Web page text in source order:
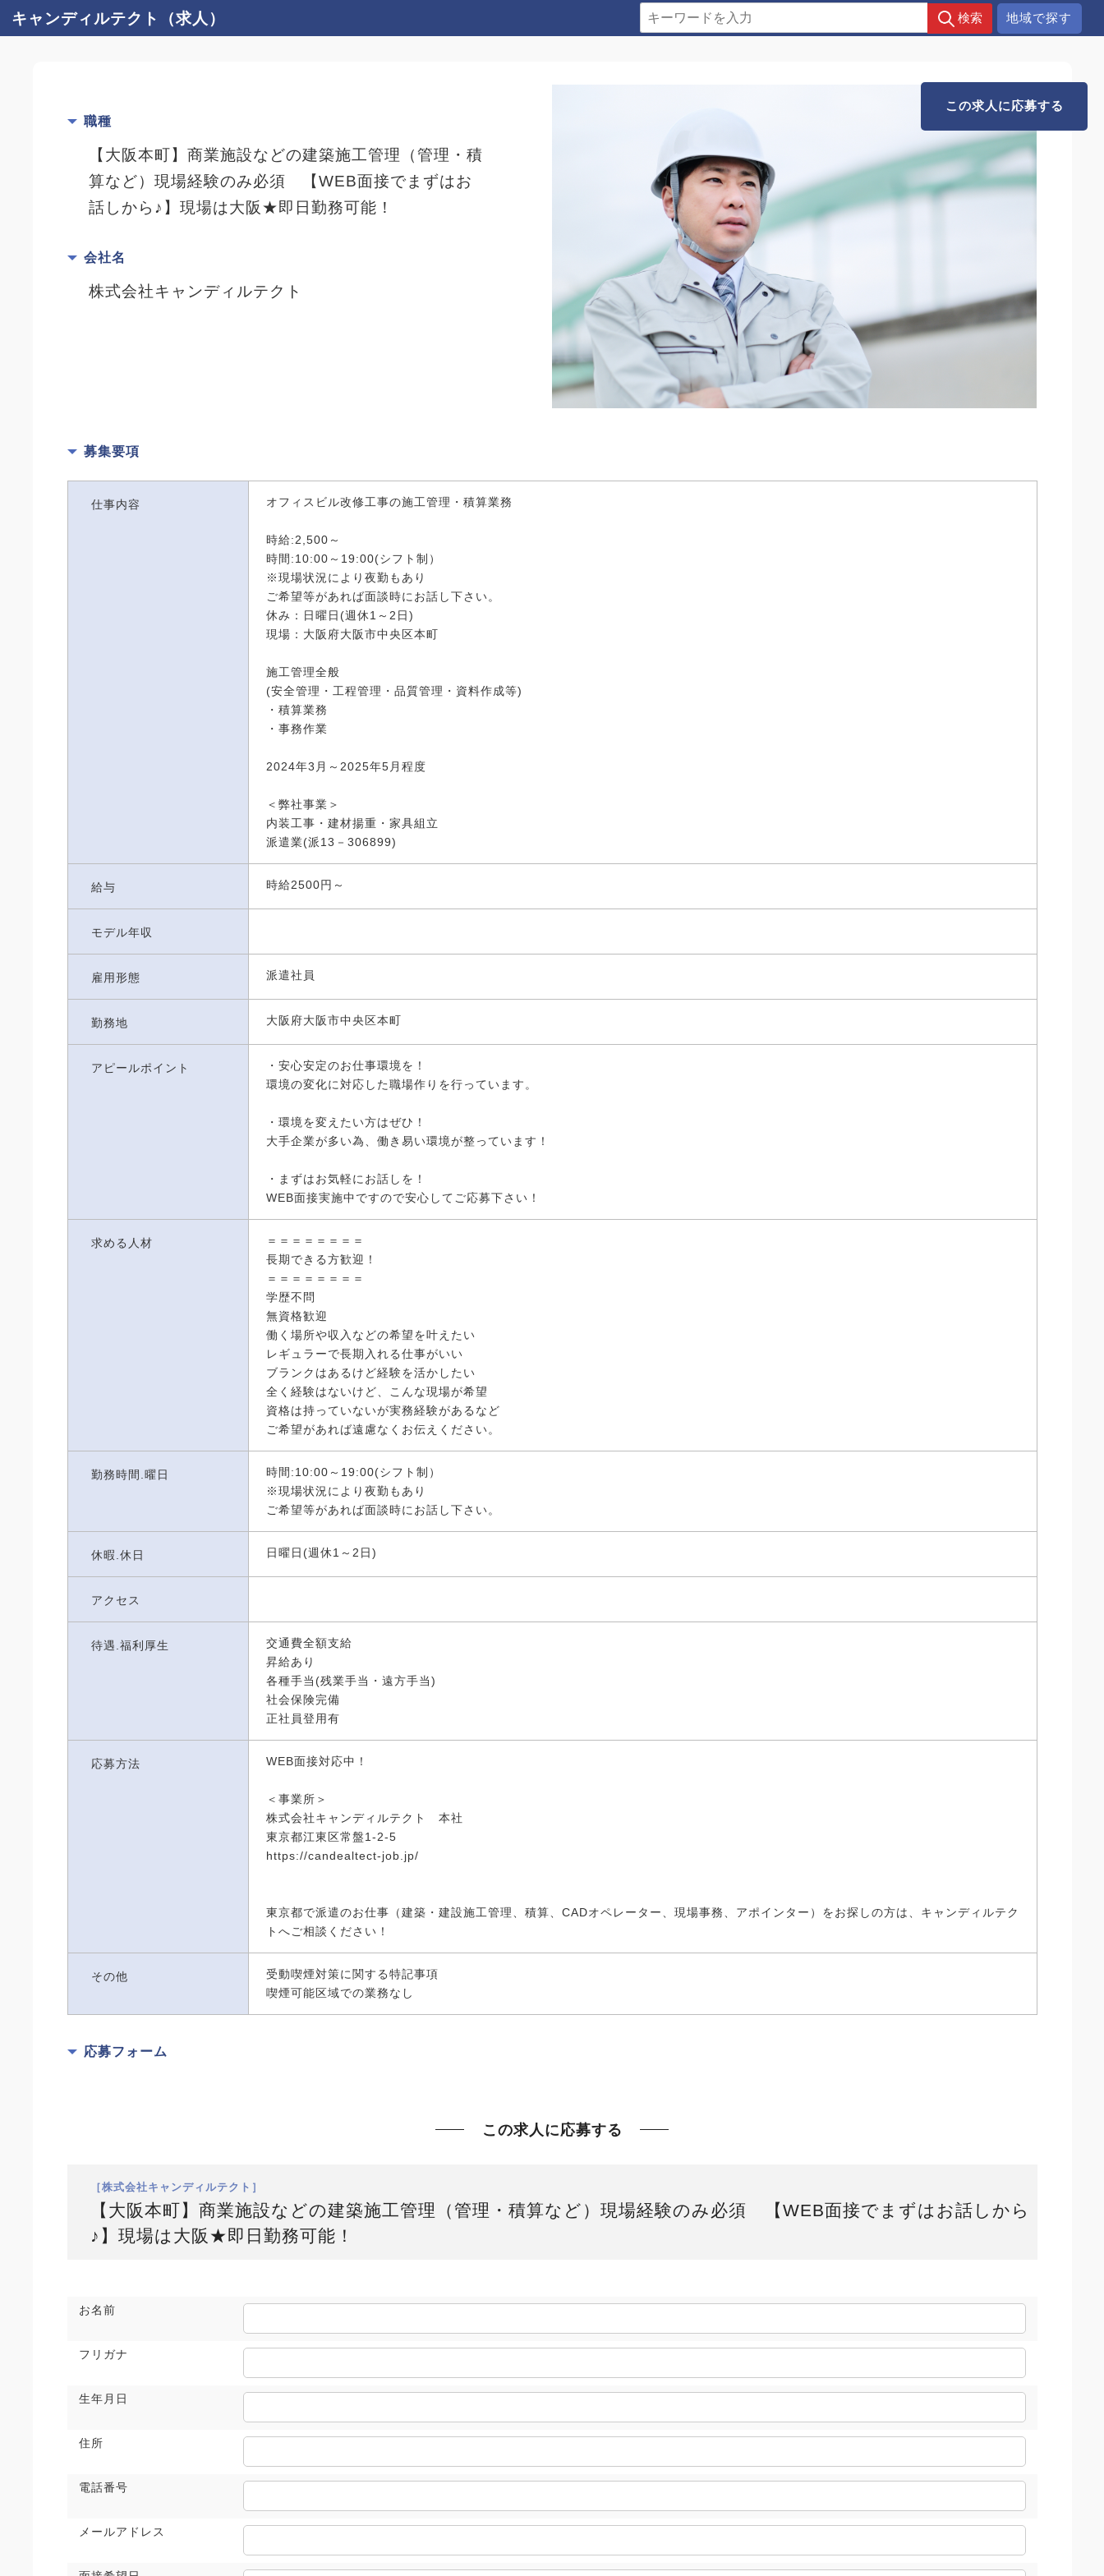
キャンディルテクト（求人） 地域で探す
職種
【大阪本町】商業施設などの建築施工管理（管理・積
算など）現場経験のみ必須 【WEB面接でまずはお
話しから♪】現場は大阪★即日勤務可能！
会社名
株式会社キャンディルテクト
募集要項
仕事内容 オフィスビル改修工事の施工管理・積算業務
時給:2,500～
時間:10:00～19:00(シフト制）
※現場状況により夜勤もあり
ご希望等があれば面談時にお話し下さい。
休み：日曜日(週休1～2日)
現場：大阪府大阪市中央区本町
施工管理全般
(安全管理・工程管理・品質管理・資料作成等)
・積算業務
・事務作業
2024年3月～2025年5月程度
＜弊社事業＞
内装工事・建材揚重・家具組立
派遣業(派13－306899)
給与 時給2500円～
モデル年収
雇用形態 派遣社員
勤務地 大阪府大阪市中央区本町
アピールポイント
・安心安定のお仕事環境を！
環境の変化に対応した職場作りを行っています。
・環境を変えたい方はぜひ！
大手企業が多い為、働き易い環境が整っています！
・まずはお気軽にお話しを！
WEB面接実施中ですので安心してご応募下さい！
求める人材
＝＝＝＝＝＝＝＝
長期できる方歓迎！
＝＝＝＝＝＝＝＝
学歴不問
無資格歓迎
働く場所や収入などの希望を叶えたい
レギュラーで長期入れる仕事がいい
ブランクはあるけど経験を活かしたい
全く経験はないけど、こんな現場が希望
資格は持っていないが実務経験があるなど
ご希望があれば遠慮なくお伝えください。
勤務時間.曜日
時間:10:00～19:00(シフト制）
※現場状況により夜勤もあり
ご希望等があれば面談時にお話し下さい。
休暇.休日 日曜日(週休1～2日)
アクセス
待遇.福利厚生
交通費全額支給
昇給あり
各種手当(残業手当・遠方手当)
社会保険完備
正社員登用有
応募方法 WEB面接対応中！
＜事業所＞
株式会社キャンディルテクト 本社
東京都江東区常盤1-2-5
https://candealtect-job.jp/
東京都で派遣のお仕事（建築・建設施工管理、積算、CADオペレーター、現場事務、アポインター）をお探しの方は、キャンディルテク
トへご相談ください！
その他
受動喫煙対策に関する特記事項
喫煙可能区域での業務なし
応募フォーム
この求人に応募する
［株式会社キャンディルテクト］
【大阪本町】商業施設などの建築施工管理（管理・積算など）現場経験のみ必須 【WEB面接でまずはお話しから
♪】現場は大阪★即日勤務可能！
お名前
フリガナ
生年月日
住所
電話番号
メールアドレス
この求人に応募する